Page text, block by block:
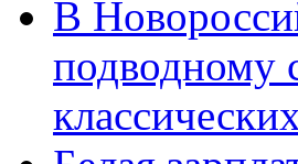
В
подводному